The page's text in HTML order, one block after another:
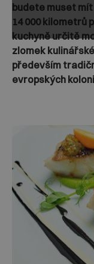
budete muset
14 000 kilometrů
kuchyně určitě
zlomek
především
evropských